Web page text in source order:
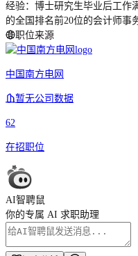
经验：博士研究生毕业后工作
的全国排名前20位的会计师事
职位来源
中国南方电网
暂无公司数据
62
在招职位
AI智聘鼠
你的专属 AI 求职助理